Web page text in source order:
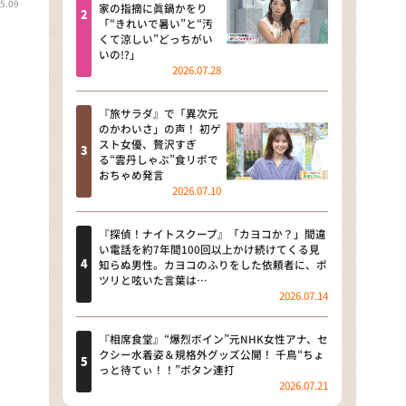
河合＆A.B.C-Z塚田×福井アナ
「なんでやねん！？」（news お
かえり）
DAIGOも台所 ～きょうの献立 何
にする？～
本日はダイアンなり！シーズン２
朝だ！生です旅サラダ
教えて！ニュースライブ 正義の
ミカタ
ＬＩＦＥ～夢のカタチ～
新婚さんいらっしゃい！
ポツンと一軒家
ザキ山小屋本館
家の指摘に眞鍋かをり
「“きれいで暑い”と“汚
くて涼しい”どっちがい
いの!?」
2026.07.28
『旅サラダ』で「異次元
のかわいさ」の声！ 初ゲ
スト女優、贅沢すぎ
る“雲丹しゃぶ”食リポで
おちゃめ発言
2026.07.10
『探偵！ナイトスクープ』「カヨコか？」間違
い電話を約7年間100回以上かけ続けてくる見
知らぬ男性。カヨコのふりをした依頼者に、ポ
ツリと呟いた言葉は…
2026.07.14
『相席食堂』“爆烈ボイン”元NHK女性アナ、セ
クシー水着姿＆規格外グッズ公開！ 千鳥“ちょ
っと待てぃ！！”ボタン連打
2026.07.21